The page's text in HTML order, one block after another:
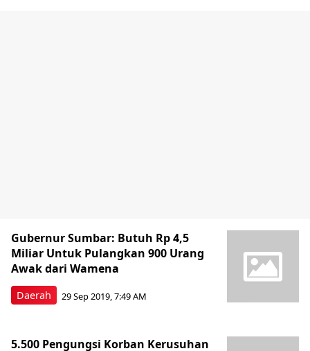
Daerah
Gubernur Sumbar: Butuh Rp 4,5
Miliar Untuk Pulangkan 900 Urang
Awak dari Wamena
29 Sep 2019, 7:49 AM
5.500 Pengungsi Korban Kerusuhan